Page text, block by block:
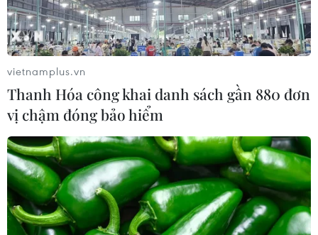
vietnamplus.vn
Thanh Hóa công khai danh sách gần 880 đơn
vị chậm đóng bảo hiểm